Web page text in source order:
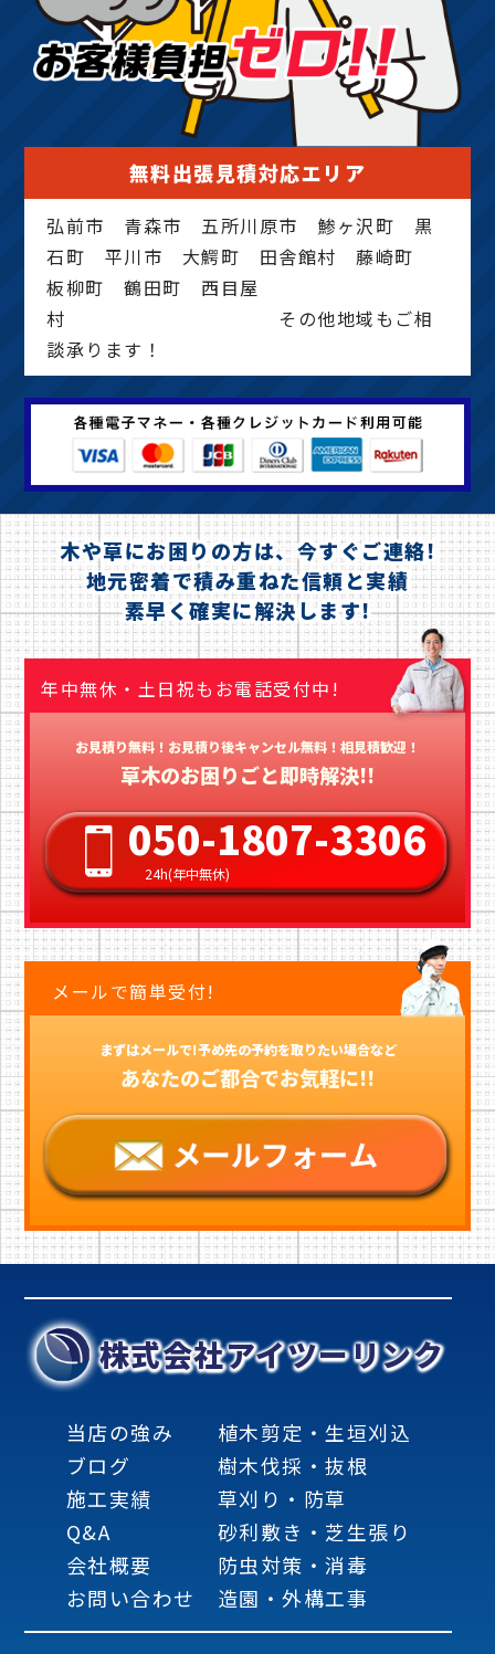
無料出張見積対応エリア
弘前市 青森市 五所川原市 鯵ヶ沢町 黒
石町 平川市 大鰐町 田舎館村 藤崎町
板柳町 鶴田町 西目屋
村 その他地域もご相
談承ります！
木や草にお困りの方は、今すぐご連絡!
地元密着で積み重ねた信頼と実績
素早く確実に解決します!
年中無休・土日祝もお電話受付中!
お見積り無料！お見積り後キャンセル無料！相見積歓迎！
草木のお困りごと即時解決!!
050-1807-3306
24h(年中無休)
メールで簡単受付!
まずはメールで!予め先の予約を取りたい場合など
あなたのご都合でお気軽に!!
株式会社アイツーリンク
当店の強み
ブログ
施工実績
Q&A
会社概要
お問い合わせ
植木剪定・生垣刈込
樹木伐採・抜根
草刈り・防草
砂利敷き・芝生張り
防虫対策・消毒
造園・外構工事